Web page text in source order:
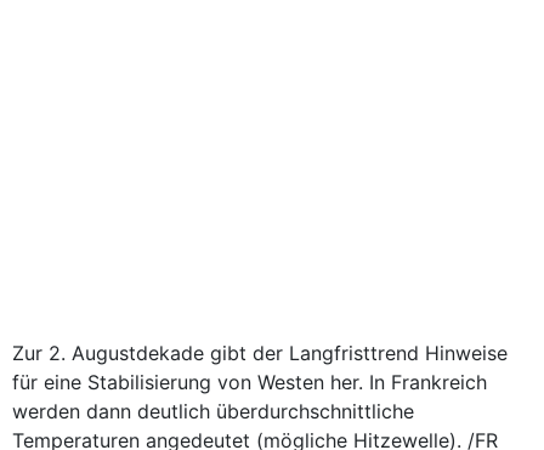
Zur 2. Augustdekade gibt der Langfristtrend Hinweise
für eine Stabilisierung von Westen her. In Frankreich
werden dann deutlich überdurchschnittliche
Temperaturen angedeutet (mögliche Hitzewelle). /FR